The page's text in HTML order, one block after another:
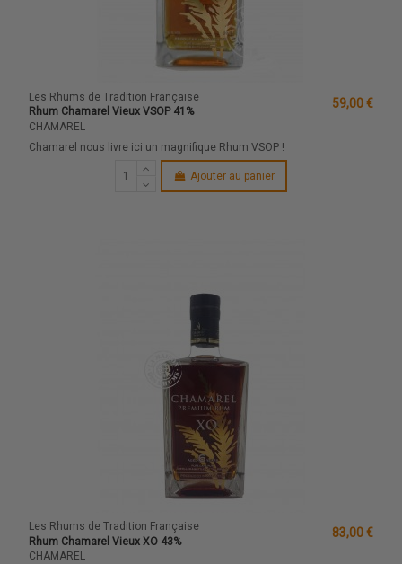
Les Rhums de Tradition Française
Rhum Chamarel Vieux VSOP 41%
CHAMAREL
59,00 €
Chamarel nous livre ici un magnifique Rhum VSOP !
Ajouter au panier
Les Rhums de Tradition Française
Rhum Chamarel Vieux XO 43%
CHAMAREL
83,00 €